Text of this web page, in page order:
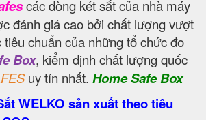
các dòng két sắt của nhà máy
đánh giá cao bởi chất lượng vượt
chuẩn của những tổ chức đo
Box, kiểm định chất lượng quốc
uy tín nhất. Home Safe Box
WELKO sản xuất theo tiêu